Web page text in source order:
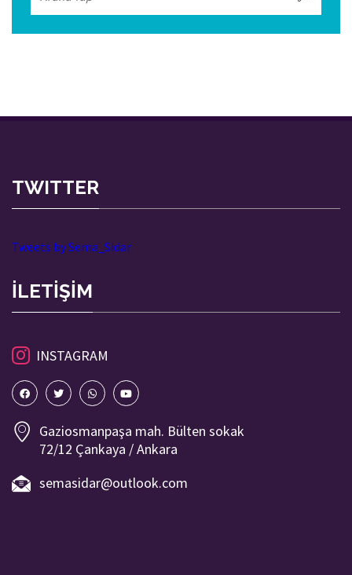
TWITTER
Tweets by Sema_Sidar
İLETİŞİM
INSTAGRAM
Gaziosmanpaşa mah. Bülten sokak
72/12 Çankaya / Ankara
semasidar@outlook.com